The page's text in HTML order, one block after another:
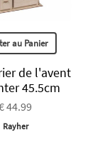
au Panier
de l'avent
45.5cm
44.99
Rayher